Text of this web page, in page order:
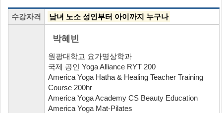
수강자격 남녀 노소 성인부터 아이까지 누구나
박혜빈
원광대학교 요가명상학과
국제 공인 Yoga Alliance RYT 200
America Yoga Hatha & Healing Teacher Training
Course 200hr
America Yoga Academy CS Beauty Education
America Yoga Mat-Pilates